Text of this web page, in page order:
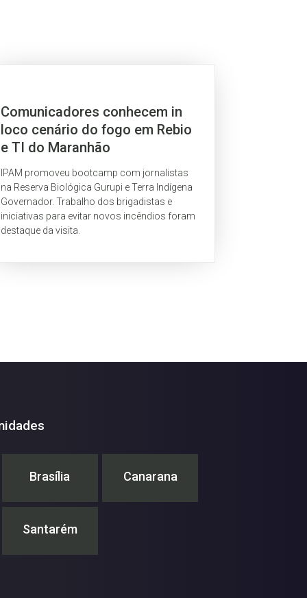
Comunicadores conhecem in
loco cenário do fogo em Rebio
e TI do Maranhão
IPAM promoveu bootcamp com jornalistas
na Reserva Biológica Gurupi e Terra Indígena
Governador. Trabalho dos brigadistas e
iniciativas para evitar novos incêndios foram
destaque da visita.
Brasília Canarana
Santarém